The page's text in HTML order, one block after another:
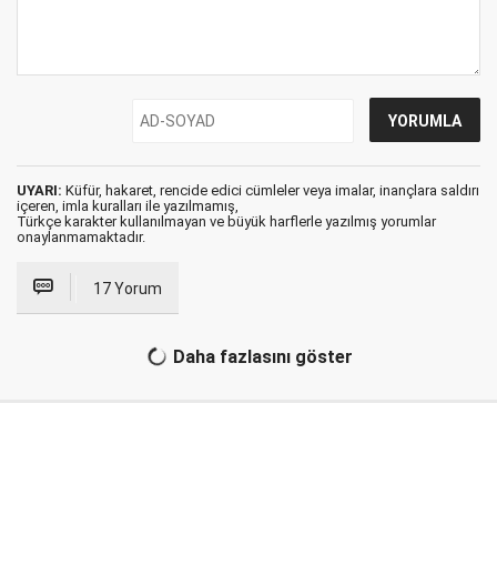
UYARI: Küfür, hakaret, rencide edici cümleler veya imalar, inançlara saldırı
içeren, imla kuralları ile yazılmamış,
Türkçe karakter kullanılmayan ve büyük harflerle yazılmış yorumlar
onaylanmamaktadır.
17 Yorum
Daha fazlasını göster